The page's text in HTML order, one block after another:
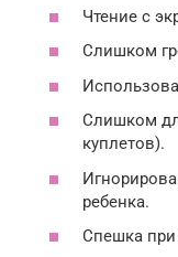
Чтение с
Слишком
Слишком
куплетов).
ребенка.
Спешка при